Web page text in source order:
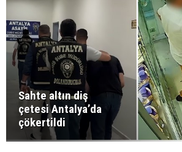
Sahte altın diş
çetesi Antalya’da
çökertildi